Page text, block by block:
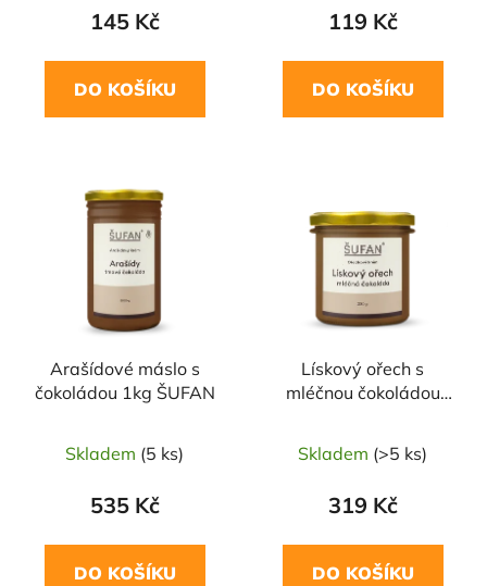
145 Kč
DO KOŠÍKU
119 Kč
DO KOŠÍKU
Arašídové máslo s
čokoládou 1kg ŠUFAN
Skladem (5 ks)
535 Kč
DO KOŠÍKU
Lískový ořech s
mléčnou čokoládou
Skladem (>5 ks)
319 Kč
DO KOŠÍKU